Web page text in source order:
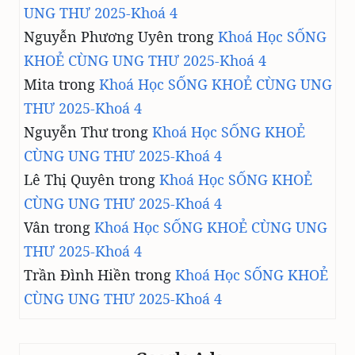
UNG THƯ 2025-Khoá 4
Nguyễn Phương Uyên trong Khoá Học SỐNG
KHOẺ CÙNG UNG THƯ 2025-Khoá 4
Mita trong Khoá Học SỐNG KHOẺ CÙNG UNG
THƯ 2025-Khoá 4
Nguyễn Thưtrong Khoá Học SỐNG KHOẺ
CÙNG UNG THƯ 2025-Khoá 4
Lê Thị Quyên trong Khoá Học SỐNG KHOẺ
CÙNG UNG THƯ 2025-Khoá 4
Vân trong Khoá Học SỐNG KHOẺ CÙNG UNG
THƯ 2025-Khoá 4
Trần Đình Hiền trong Khoá Học SỐNG KHOẺ
CÙNG UNG THƯ 2025-Khoá 4